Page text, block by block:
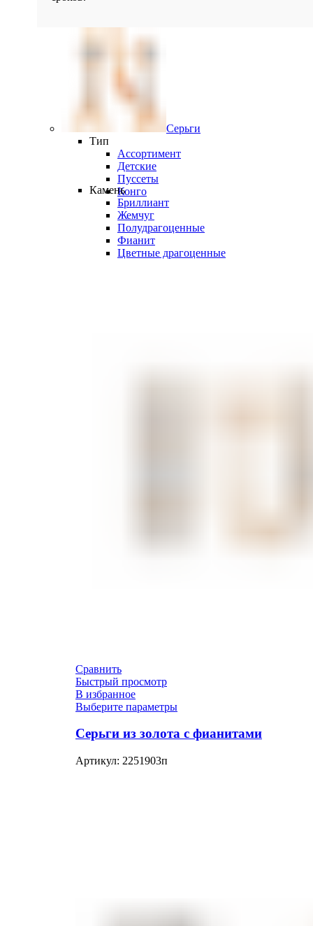
Серьги
Тип
Ассортимент
Детские
Пуссеты
Конго
Камень
Бриллиант
Жемчуг
Полудрагоценные
Фианит
Цветные драгоценные
Сравнить
Быстрый просмотр
В избранное
Выберите параметры
Серьги из золота с фианитами
Артикул: 2251903п